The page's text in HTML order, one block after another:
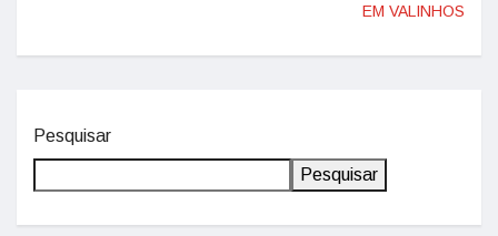
EM VALINHOS
Pesquisar
Pesquisar